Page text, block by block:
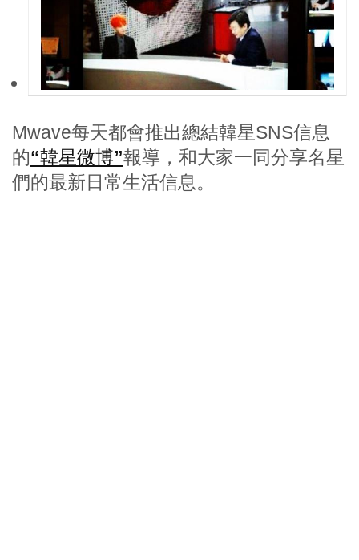
Mwave每天都會推出總結韓星SNS信息
的“韓星微博”報導，和大家一同分享名星
們的最新日常生活信息。